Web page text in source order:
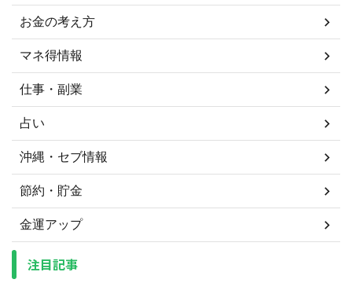
お金の考え方
マネ得情報
仕事・副業
占い
沖縄・セブ情報
節約・貯金
金運アップ
注目記事